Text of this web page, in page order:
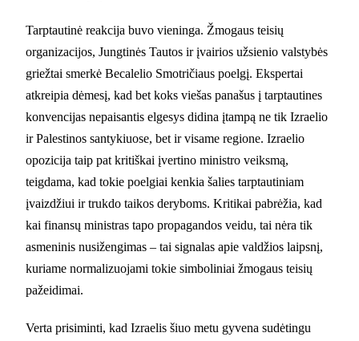
Tarptautinė reakcija buvo vieninga. Žmogaus teisių
organizacijos, Jungtinės Tautos ir įvairios užsienio valstybės
griežtai smerkė Becalelio Smotričiaus poelgį. Ekspertai
atkreipia dėmesį, kad bet koks viešas panašus į tarptautines
konvencijas nepaisantis elgesys didina įtampą ne tik Izraelio
ir Palestinos santykiuose, bet ir visame regione. Izraelio
opozicija taip pat kritiškai įvertino ministro veiksmą,
teigdama, kad tokie poelgiai kenkia šalies tarptautiniam
įvaizdžiui ir trukdo taikos deryboms. Kritikai pabrėžia, kad
kai finansų ministras tapo propagandos veidu, tai nėra tik
asmeninis nusižengimas – tai signalas apie valdžios laipsnį,
kuriame normalizuojami tokie simboliniai žmogaus teisių
pažeidimai.
Verta prisiminti, kad Izraelis šiuo metu gyvena sudėtingu